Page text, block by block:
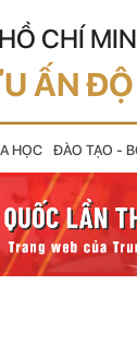
CHÍ
ẤN ĐỘ
HỌC ĐÀO TẠO -